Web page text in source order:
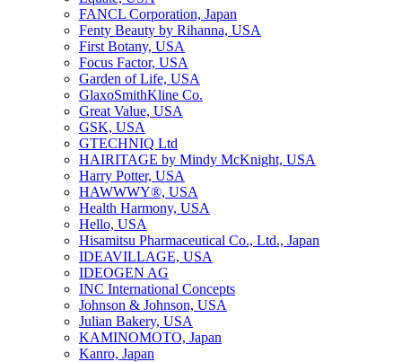
FANCL Corporation, Japan
Fenty Beauty by Rihanna, USA
First Botany, USA
Focus Factor, USA
Garden of Life, USA
GlaxoSmithKline Co.
Great Value, USA
GSK, USA
GTECHNIQ Ltd
HAIRITAGE by Mindy McKnight, USA
Harry Potter, USA
HAWWWY®, USA
Health Harmony, USA
Hello, USA
Hisamitsu Pharmaceutical Co., Ltd., Japan
IDEAVILLAGE, USA
IDEOGEN AG
INC International Concepts
Johnson & Johnson, USA
Julian Bakery, USA
KAMINOMOTO, Japan
Kanro, Japan